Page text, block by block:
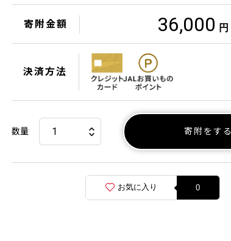
寄附金額 36,000 円
決済方法
数量 寄附をする
お気に入り 0